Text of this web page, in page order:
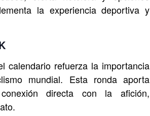
la experiencia deportiva y
calendario refuerza la importancia
mundial. Esta ronda aporta
directa con la afición,